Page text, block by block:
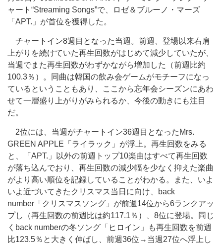
ャート“Streaming Songs”で、ロゼ＆ブルーノ・マーズ
「APT.」が首位を獲得した。
チャートイン8週目となった当週。前週、登場以来右肩
上がりを続けていた再生回数がはじめて減少していたが、
当週でまた再生回数がわずかながら増加した（前週比約
100.3％）。同曲は韓国の飲み会ゲームがモチーフになっ
ているということもあり、ここから忘年会シーズンにあわ
せて一層盛り上がりがみられるか、今後の動きにも注目
だ。
2位には、当週がチャートイン36週目となったMrs.
GREEN APPLE「ライラック」が浮上。再生回数をみる
と、「APT.」以外の前週トップ10楽曲はすべて再生回数
が落ち込んでおり、再生回数の減少幅を少なく抑えた楽曲
がより高い順位を記録していることがわかる。また、いよ
いよ近づいてきたクリスマス当日に向け、back
number「クリスマスソング」が前週14位から6ランクアッ
プし（再生回数の前週比は約117.1％）、8位に登場。同じ
くback numberの冬ソング「ヒロイン」も再生回数を前週
比123.5％と大きく伸ばし、前週36位→当週27位へ浮上し